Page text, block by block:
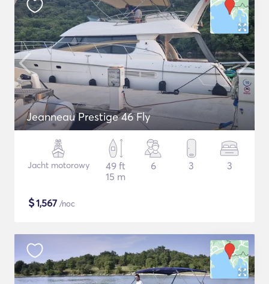
Jeanneau Prestige 46 Fly
Jacht motorowy
49 ft
15 m
6 3 3
$1,567 /noc